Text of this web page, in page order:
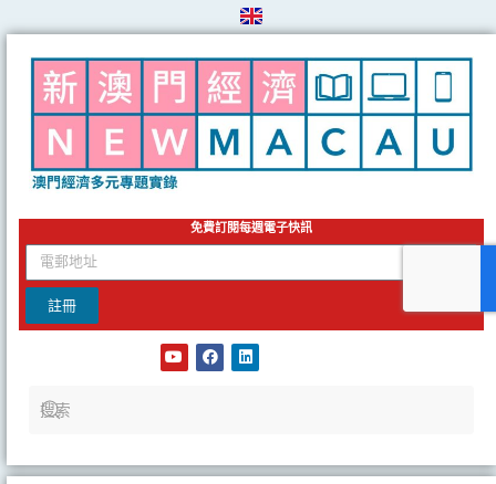
to
content
免費訂閱每週電子快訊
email
註冊
Y
o
F
a
L
i